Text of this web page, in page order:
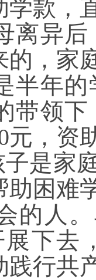
学款，
离异
，家
半年
带领
元，资
是家
助困难
的人
下去
践行共